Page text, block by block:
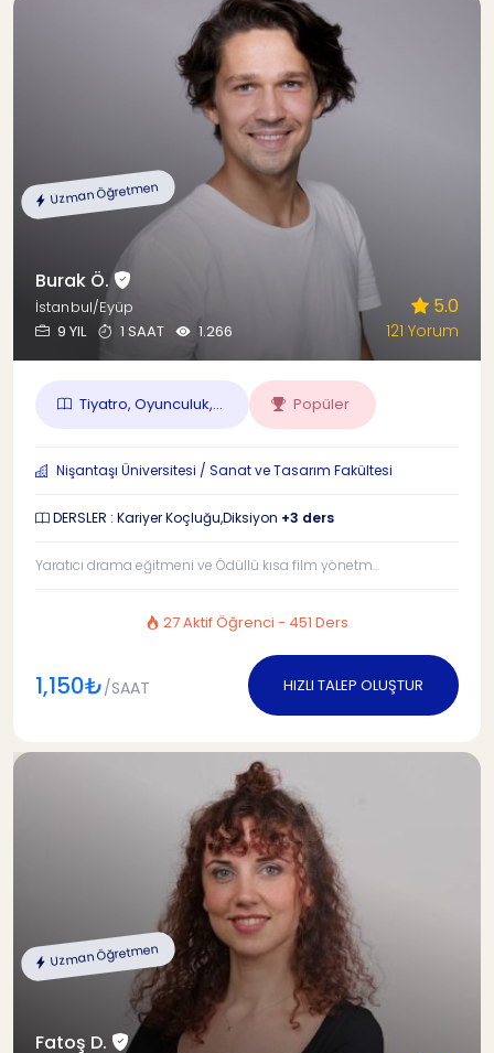
Uzman Öğretmen
Burak Ö.
İstanbul/Eyüp
9 YIL
1 SAAT 1.266
5.0
121 Yorum
Tiyatro, Oyunculuk,... Popüler
Nişantaşı Üniversitesi / Sanat ve Tasarım Fakültesi
DERSLER : Kariyer Koçluğu,Diksiyon +3 ders
Yaratıcı drama eğitmeni ve Ödüllü kısa film yönetm...
27 Aktif Öğrenci - 451 Ders
1,150₺/SAAT HIZLI TALEP OLUŞTUR
Uzman Öğretmen
Fatoş D.